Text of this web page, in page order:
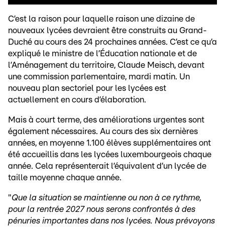
C’est la raison pour laquelle raison une dizaine de
nouveaux lycées devraient être construits au Grand-
Duché au cours des 24 prochaines années. C’est ce qu’a
expliqué le ministre de l’Éducation nationale et de
l’Aménagement du territoire, Claude Meisch, devant
une commission parlementaire, mardi matin. Un
nouveau plan sectoriel pour les lycées est
actuellement en cours d’élaboration.
Mais à court terme, des améliorations urgentes sont
également nécessaires. Au cours des six dernières
années, en moyenne 1.100 élèves supplémentaires ont
été accueillis dans les lycées luxembourgeois chaque
année. Cela représenterait l’équivalent d’un lycée de
taille moyenne chaque année.
"Que la situation se maintienne ou non à ce rythme,
pour la rentrée 2027 nous serons confrontés à des
pénuries importantes dans nos lycées. Nous prévoyons